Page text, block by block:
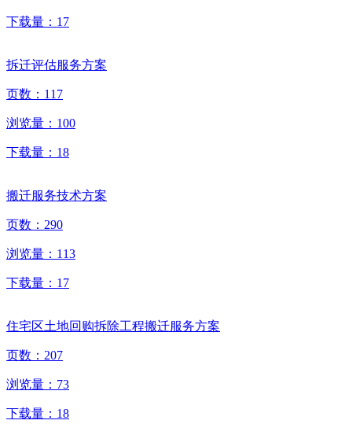
下载量： 17
拆迁评估服务方案
页数： 117
浏览量： 100
下载量： 18
搬迁服务技术方案
页数： 290
浏览量： 113
下载量： 17
住宅区土地回购拆除工程搬迁服务方案
页数： 207
浏览量： 73
下载量： 18